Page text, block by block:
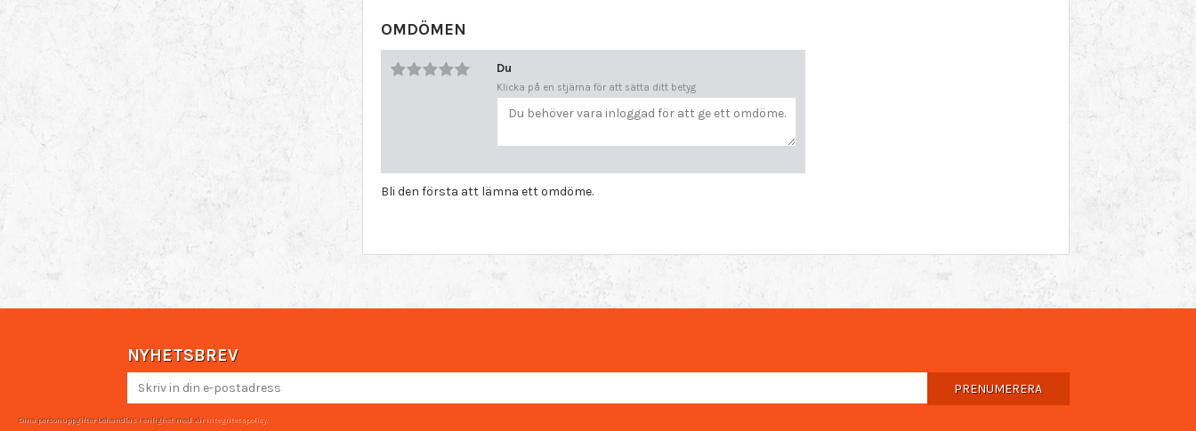
OMDÖMEN
Du
Klicka på en stjärna för att sätta ditt betyg
Bli den första att lämna ett omdöme.
NYHETSBREV
PRENUMERERA
Dina personuppgifter behandlas i enlighet med vår integritetspolicy.